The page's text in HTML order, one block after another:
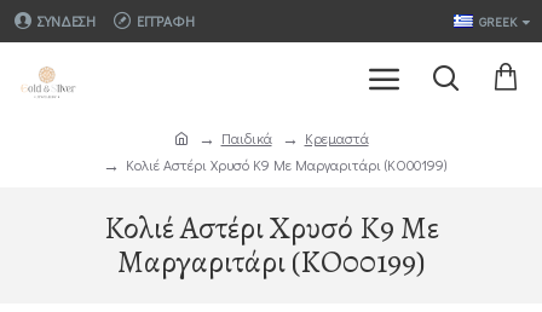
ΣΎΝΔΕΣΗ ΕΓΓΡΑΦΉ GREEK
Παιδικά
Κρεμαστά
Κολιέ Αστέρι Χρυσό Κ9 Με Μαργαριτάρι (KO00199)
Κολιέ Αστέρι Χρυσό Κ9 Με
Μαργαριτάρι (KO00199)